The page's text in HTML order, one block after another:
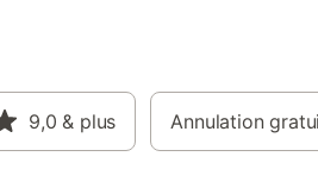
9,0 & plus Annulation